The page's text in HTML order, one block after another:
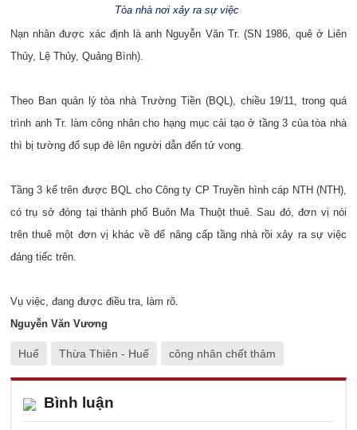
Tòa nhà nơi xảy ra sự việc
Nạn nhân được xác định là anh Nguyễn Văn Tr. (SN 1986, quê ở Liên
Thủy, Lệ Thủy, Quảng Bình).
Theo Ban quản lý tòa nhà Trường Tiền (BQL), chiều 19/11, trong quá
trình anh Tr. làm công nhân cho hạng mục cải tạo ở tầng 3 của tòa nhà
thì bị tường đổ sụp đè lên người dẫn đến tử vong.
Tầng 3 kể trên được BQL cho Công ty CP Truyền hình cáp NTH (NTH),
có trụ sở đóng tại thành phố Buôn Ma Thuột thuê. Sau đó, đơn vị nói
trên thuê một đơn vị khác về để nâng cấp tầng nhà rồi xảy ra sự việc
đáng tiếc trên.
Vụ việc, đang được điều tra, làm rõ.
Nguyễn Văn Vương
Huế Thừa Thiên - Huế công nhân chết thảm
Bình luận